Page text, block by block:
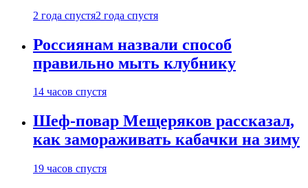
2 года спустя2 года спустя
Россиянам назвали способ
правильно мыть клубнику
14 часов спустя
Шеф-повар Мещеряков рассказал,
как замораживать кабачки на зиму
19 часов спустя